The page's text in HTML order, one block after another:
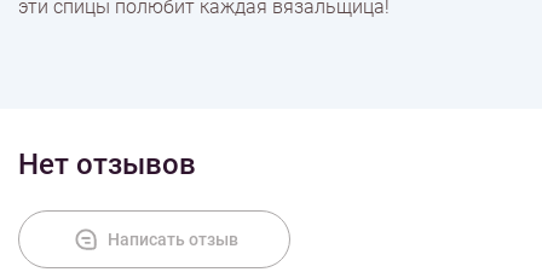
эти спицы полюбит каждая вязальщица!
Нет отзывов
Написать отзыв